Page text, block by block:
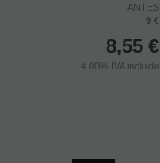
ANTES
9 €
8,55 €
4.00% IVA incluido